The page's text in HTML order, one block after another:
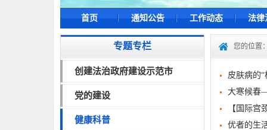
首页 通知公告 工作动态 法律
专题专栏
创建法治政府建设示范市
党的建设
健康科普
您的位置
皮肤病的
大寒候春
【国际宫
优者的生